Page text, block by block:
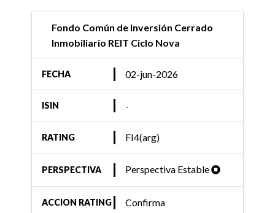
Fondo Común de Inversión Cerrado
Inmobiliario REIT Ciclo Nova
FECHA 02-jun-2026
ISIN -
RATING FI4(arg)
PERSPECTIVA Perspectiva Estable
ACCION RATING Confirma